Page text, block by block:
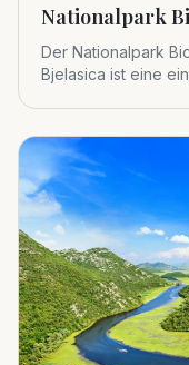
Nationalpark
Der Nationalpark
Bjelasica ist eine